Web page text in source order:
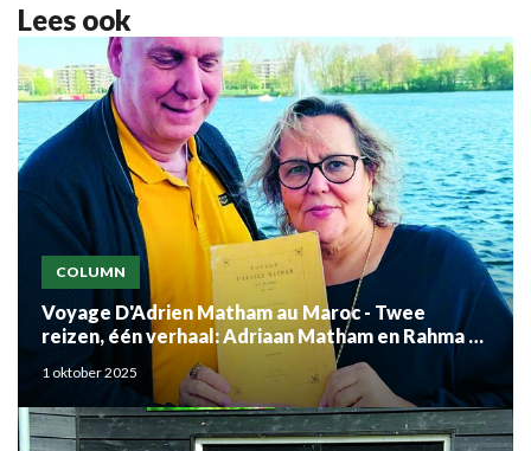
Lees ook
COLUMN
Voyage D'Adrien Matham au Maroc - Twee
reizen, één verhaal: Adriaan Matham en Rahma el
Mouden
1 oktober 2025